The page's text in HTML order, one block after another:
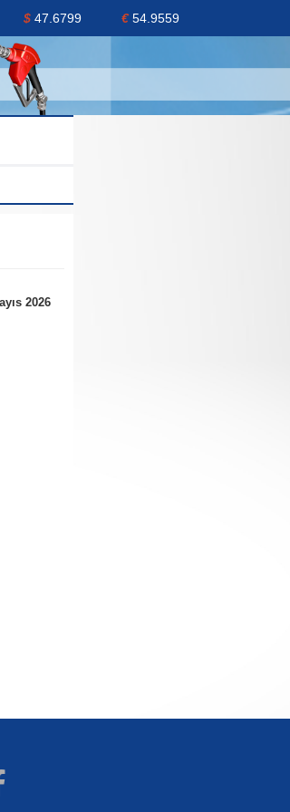
$ 47.6799 €54.9559
2026